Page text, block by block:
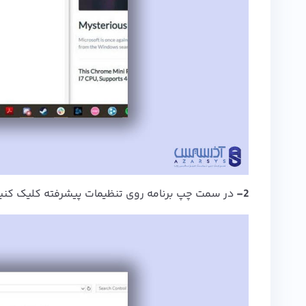
2- در سمت چپ برنامه روی تنظیمات پیشرفته کلیک